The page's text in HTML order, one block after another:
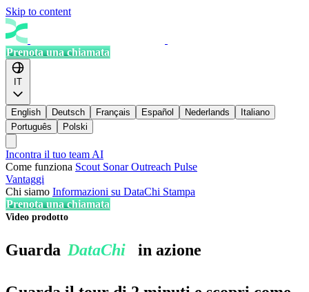
Skip to content
Prenota una chiamata
IT
English Deutsch Français Español Nederlands
Italiano
Português
Polski
Incontra il tuo team AI
Come funziona Scout SonarOutreach Pulse
Vantaggi
Chi siamo Informazioni su DataChi Stampa
Prenota una chiamata
Video prodotto
Guarda DataChi in azione